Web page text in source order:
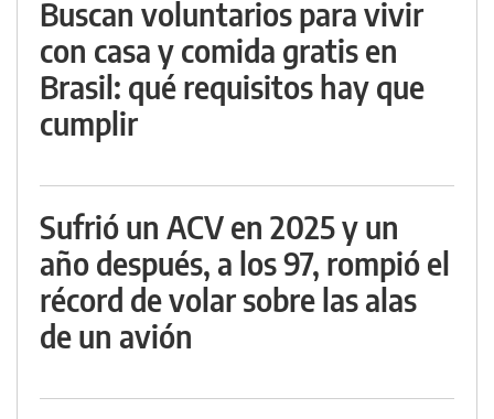
Buscan voluntarios para vivir
con casa y comida gratis en
Brasil: qué requisitos hay que
cumplir
Sufrió un ACV en 2025 y un
año después, a los 97, rompió el
récord de volar sobre las alas
de un avión